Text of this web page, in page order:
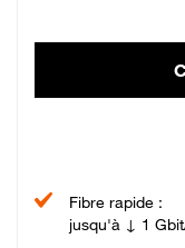
Fibre rapide :
jusqu'à ↓ 1